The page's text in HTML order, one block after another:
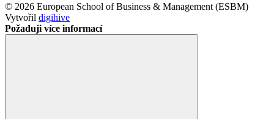
© 2026 European School of Business & Management (ESBM)
Vytvořil digihive
Požaduji více informací